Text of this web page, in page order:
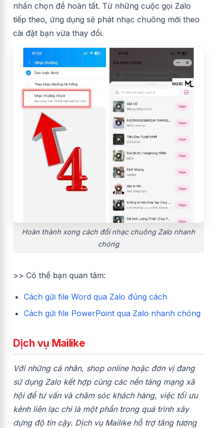
nhấn chọn để hoàn tất. Từ những cuộc gọi Zalo
tiếp theo, ứng dụng sẽ phát nhạc chuông mới theo
cài đặt bạn vừa thay đổi.
Hoàn thành xong cách đổi nhạc chuông Zalo nhanh
chóng
>> Có thể bạn quan tâm:
Cách gửi file Word qua Zalo đúng cách
Cách gửi file PowerPoint qua Zalo nhanh chóng
Dịch vụ Mailike
Với những cá nhân, shop online hoặc đơn vị đang
sử dụng Zalo kết hợp cùng các nền tảng mạng xã
hội để tư vấn và chăm sóc khách hàng, việc tối ưu
kênh liên lạc chỉ là một phần trong quá trình xây
dựng độ tin cậy. Dịch vụ Mailike hỗ trợ tăng tương